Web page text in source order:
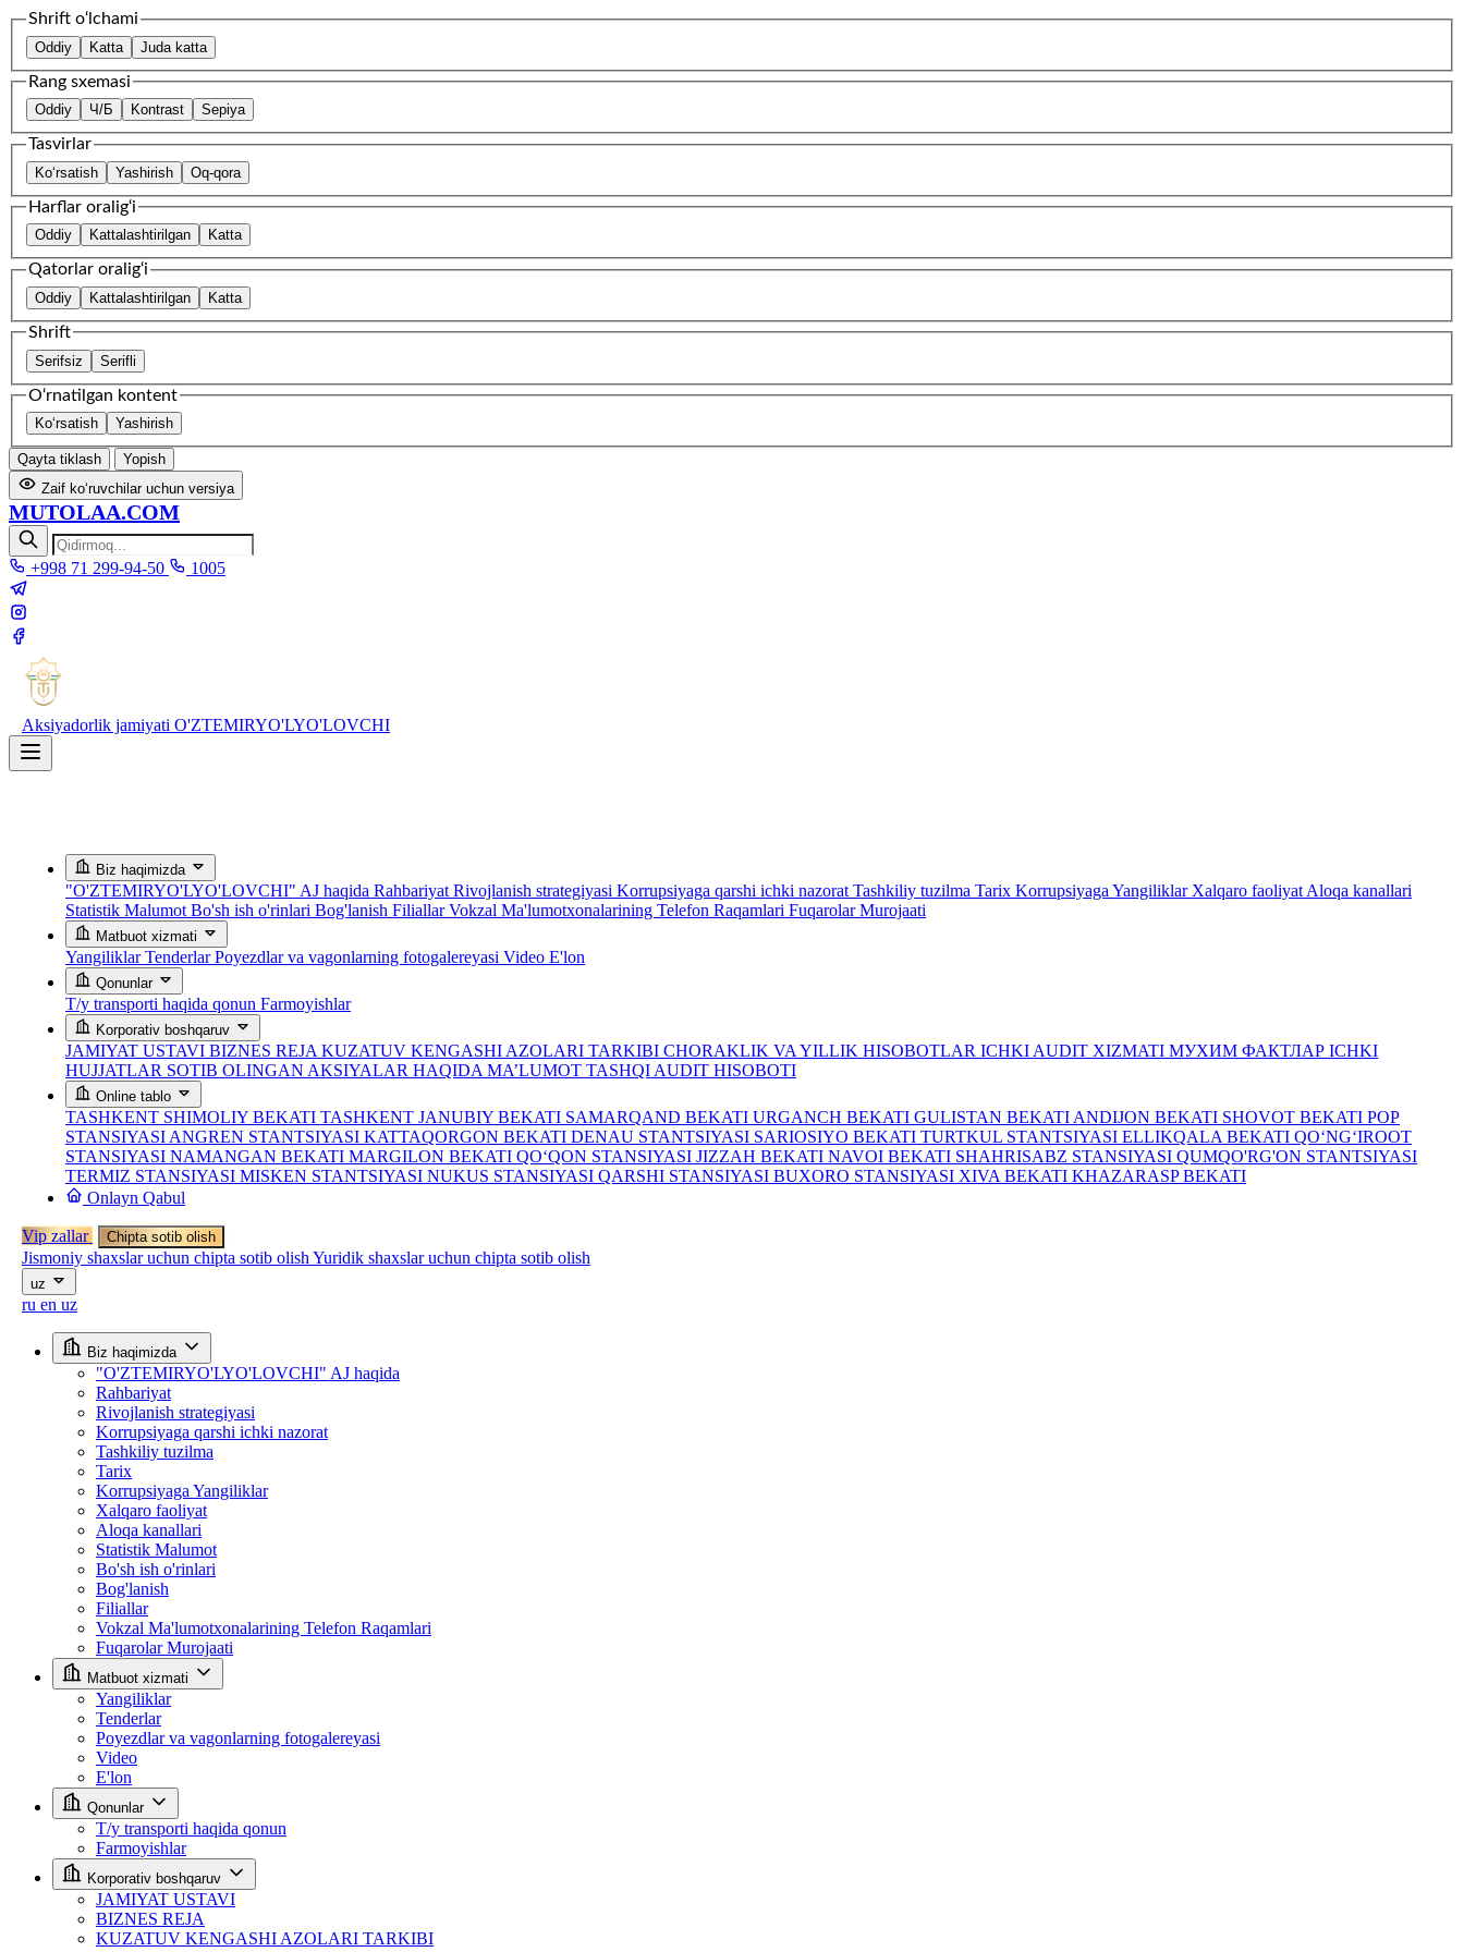
Shrift o‘lchami
Oddiy Katta Juda katta
Rang sxemasi
Oddiy Ч/Б Kontrast Sepiya
Tasvirlar
Ko‘rsatish Yashirish Oq-qora
Harflar oralig‘i
Oddiy Kattalashtirilgan Katta
Qatorlar oralig‘i
Oddiy Kattalashtirilgan Katta
Shrift
Serifsiz Serifli
O‘rnatilgan kontent
Ko‘rsatish Yashirish
Qayta tiklash
Yopish
Zaif ko‘ruvchilar uchun versiya
MUTOLAA.COM
+998 71 299-94-50 1005
Aksiyadorlik jamiyati O'ZTEMIRYO'LYO'LOVCHI
Biz haqimizda
"O'ZTEMIRYO'LYO'LOVCHI" AJ haqida Rahbariyat Rivojlanish strategiyasi Korrupsiyaga qarshi ichki nazorat Tashkiliy tuzilma Tarix Korrupsiyaga Yangiliklar Xalqaro faoliyat Aloqa kanallari
Statistik Malumot Bo'sh ish o'rinlari Bog'lanish FiliallarVokzal Ma'lumotxonalarining Telefon Raqamlari Fuqarolar Murojaati
Matbuot xizmati
YangiliklarTenderlarPoyezdlar va vagonlarning fotogalereyasi Video E'lon
Qonunlar
T/y transporti haqida qonun Farmoyishlar
Korporativ boshqaruv
JAMIYAT USTAVI BIZNES REJA KUZATUV KENGASHI AZOLARI TARKIBI CHORAKLIK VA YILLIK HISOBOTLAR ICHKI AUDIT XIZMATI МУХИМ ФАКТЛАР ICHKI
HUJJATLAR SOTIB OLINGAN AKSIYALAR HAQIDA MA’LUMOT TASHQI AUDIT HISOBOTI
Online tablo
TASHKENT SHIMOLIY BEKATI TASHKENT JANUBIY BEKATI SAMARQAND BEKATI URGANCH BEKATI GULISTAN BEKATI ANDIJON BEKATI SHOVOT BEKATI POP
STANSIYASI ANGREN STANTSIYASI KATTAQORGON BEKATI DENAU STANTSIYASI SARIOSIYO BEKATI TURTKUL STANTSIYASI ELLIKQALA BEKATI QO‘NG‘IROOT
STANSIYASI NAMANGAN BEKATI MARGILON BEKATI QO‘QON STANSIYASI JIZZAH BEKATI NAVOI BEKATI SHAHRISABZ STANSIYASI QUMQO'RG'ON STANTSIYASI
TERMIZ STANSIYASI MISKEN STANTSIYASI NUKUS STANSIYASI QARSHI STANSIYASI BUXORO STANSIYASI XIVA BEKATI KHAZARASP BEKATI
Onlayn Qabul
Vip zallar Chipta sotib olish
Jismoniy shaxslar uchun chipta sotib olish Yuridik shaxslar uchun chipta sotib olish
uz
ru en uz
Biz haqimizda
"O'ZTEMIRYO'LYO'LOVCHI" AJ haqida
Rahbariyat
Rivojlanish strategiyasi
Korrupsiyaga qarshi ichki nazorat
Tashkiliy tuzilma
Tarix
Korrupsiyaga Yangiliklar
Xalqaro faoliyat
Aloqa kanallari
Statistik Malumot
Bo'sh ish o'rinlari
Bog'lanish
Filiallar
Vokzal Ma'lumotxonalarining Telefon Raqamlari
Fuqarolar Murojaati
Matbuot xizmati
Yangiliklar
Tenderlar
Poyezdlar va vagonlarning fotogalereyasi
Video
E'lon
Qonunlar
T/y transporti haqida qonun
Farmoyishlar
Korporativ boshqaruv
JAMIYAT USTAVI
BIZNES REJA
KUZATUV KENGASHI AZOLARI TARKIBI